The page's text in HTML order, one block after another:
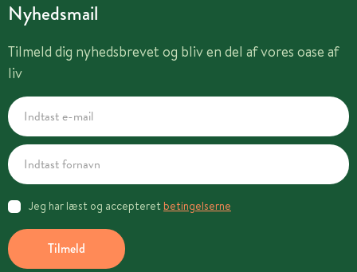
Nyhedsmail
Tilmeld dig nyhedsbrevet og bliv en del af vores oase af
liv
Tilmeld
Jeg har læst og accepteret betingelserne